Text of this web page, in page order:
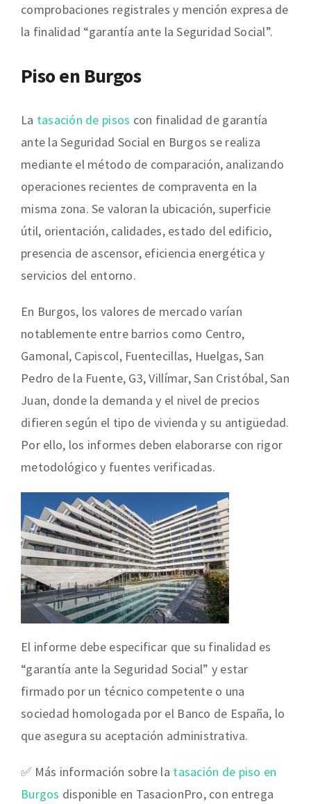
comprobaciones registrales y mención expresa de
la finalidad “garantía ante la Seguridad Social”.
Piso en Burgos
La tasación de pisos con finalidad de garantía
ante la Seguridad Social en Burgos se realiza
mediante el método de comparación, analizando
operaciones recientes de compraventa en la
misma zona. Se valoran la ubicación, superficie
útil, orientación, calidades, estado del edificio,
presencia de ascensor, eficiencia energética y
servicios del entorno.
En Burgos, los valores de mercado varían
notablemente entre barrios como Centro,
Gamonal, Capiscol, Fuentecillas, Huelgas, San
Pedro de la Fuente, G3, Villímar, San Cristóbal, San
Juan, donde la demanda y el nivel de precios
difieren según el tipo de vivienda y su antigüedad.
Por ello, los informes deben elaborarse con rigor
metodológico y fuentes verificadas.
El informe debe especificar que su finalidad es
“garantía ante la Seguridad Social” y estar
firmado por un técnico competente o una
sociedad homologada por el Banco de España, lo
que asegura su aceptación administrativa.
✅ Más información sobre la tasación de piso en
Burgos disponible en TasacionPro, con entrega